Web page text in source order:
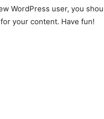
WordPress user, you
your content. Have fun!